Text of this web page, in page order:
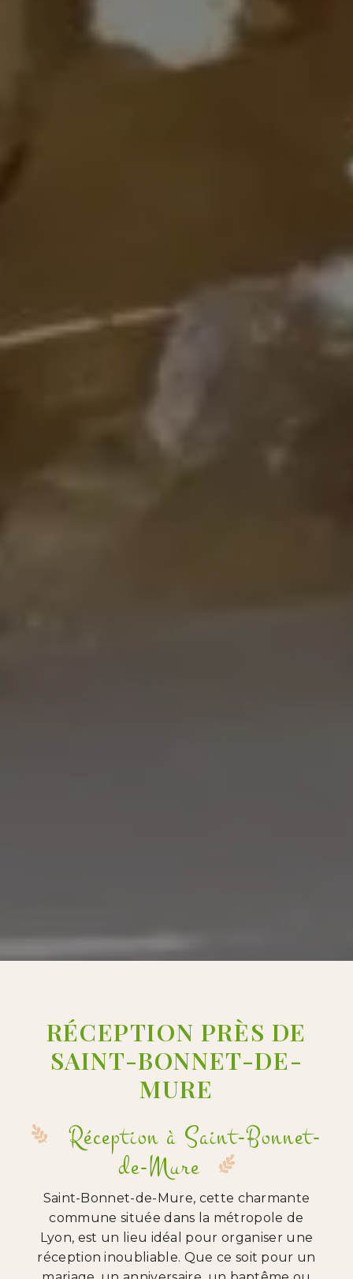
RÉCEPTION PRÈS DE
SAINT-BONNET-DE-
MURE
Réception à Saint-Bonnet-
de-Mure
Saint-Bonnet-de-Mure, cette charmante
commune située dans la métropole de
Lyon, est un lieu idéal pour organiser une
réception inoubliable. Que ce soit pour un